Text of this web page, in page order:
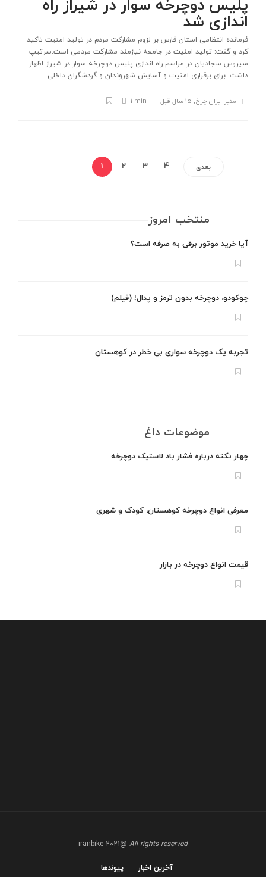
پلیس دوچرخه سوار در شیراز راه
اندازی شد
فرمانده انتظامی استان فارس بر لزوم مشاركت مردم در تولید امنیت تاكید
كرد و گفت: تولید امنیت در جامعه نیازمند مشاركت مردمی است.سرتیپ
سیروس سجادیان در مراسم راه اندازی پلیس دوچرخه سوار در شیراز اظهار
داشت: برای برقراری امنیت و آسایش شهروندان و گردشگران داخلی...
مدیر ایران چرخ, 15 سال قبل 1 min
1 2 3 4 بعدی
منتخب امروز
آیا خرید موتور برقی به صرفه است؟
چوکودو، دوچرخه بدون ترمز و پدال! (فیلم)
تجربه یک دوچرخه سواری بی خطر در کوهستان
موضوعات داغ
چهار نکته درباره فشار باد لاستیک دوچرخه
معرفی انواع دوچرخه کوهستان، کودک و شهری
قیمت انواع دوچرخه در بازار
All rights reserved
@iranbike 2021
پیوندها آخرین اخبار